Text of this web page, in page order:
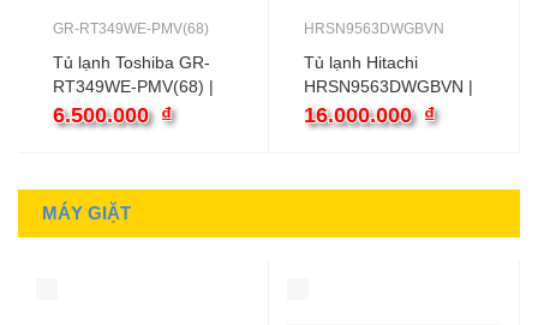
GR-RT349WE-PMV(68)
Tủ lạnh Toshiba GR-
RT349WE-PMV(68) |
286L 2 cánh inverter
6.500.000 ₫
HRSN9563DWGBVN
Tủ lạnh Hitachi
HRSN9563DWGBVN |
560L 2 cánh inverter
16.000.000 ₫
MÁY GIẶT